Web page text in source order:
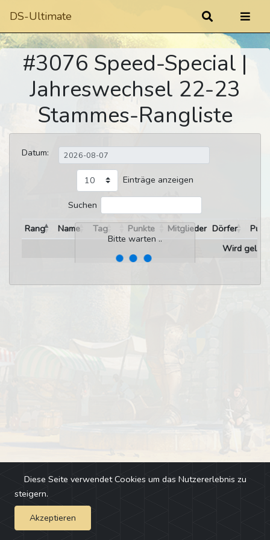
DS-Ultimate
#3076 Speed-Special |
Jahreswechsel 22-23
Stammes-Rangliste
Datum:
Einträge anzeigen
Suchen
Bitte warten ..
Rang Name Tag Punkte Mitglieder Dörfer
Wird
Impressum - Changelog
Diese Seite verwendet Cookies um das Nutzererlebnis zu
steigern.
Akzeptieren